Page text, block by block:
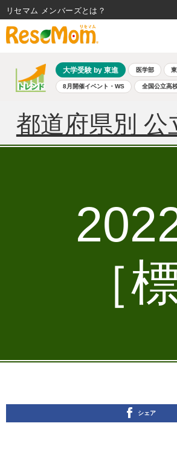
大学受験 by 東進 医学部
8月開催イベント・WS 全国公立高
都道府県別 公
［
シェア
リセマム メンバーズ